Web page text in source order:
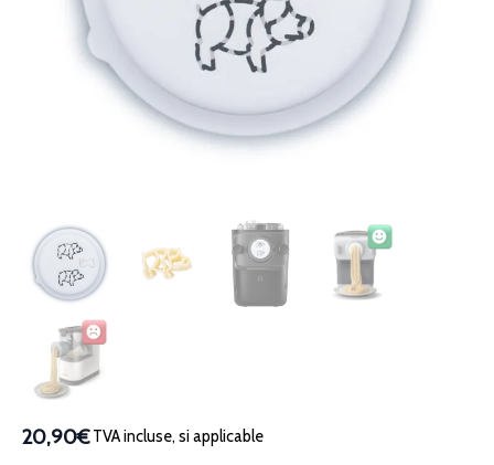
20,90€TVA incluse, si applicable